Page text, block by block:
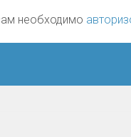
необходимо